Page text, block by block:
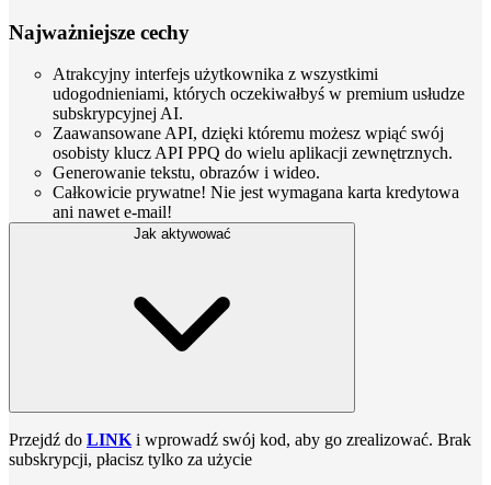
Najważniejsze cechy
Atrakcyjny interfejs użytkownika z wszystkimi
udogodnieniami, których oczekiwałbyś w premium usłudze
subskrypcyjnej AI.
Zaawansowane API, dzięki któremu możesz wpiąć swój
osobisty klucz API PPQ do wielu aplikacji zewnętrznych.
Generowanie tekstu, obrazów i wideo.
Całkowicie prywatne! Nie jest wymagana karta kredytowa
ani nawet e-mail!
Jak aktywować
Przejdź do LINKi wprowadź swój kod, aby go zrealizować. Brak
subskrypcji, płacisz tylko za użycie